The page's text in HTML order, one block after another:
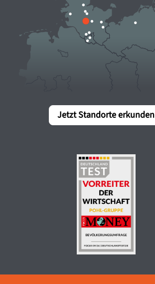
Jetzt Standorte erkunden